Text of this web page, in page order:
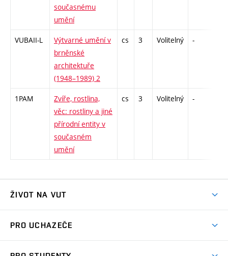
současnému
umění
VUBAII-L
Výtvarné umění v
brněnské
architektuře
(1948–1989) 2
cs 3 Volitelný -
1PAM
Zvíře, rostlina,
věc: rostliny a jiné
přírodní entity v
současném
umění
cs 3 Volitelný -
ŽIVOT NA VUT
Koleje
PRO UCHAZEČE